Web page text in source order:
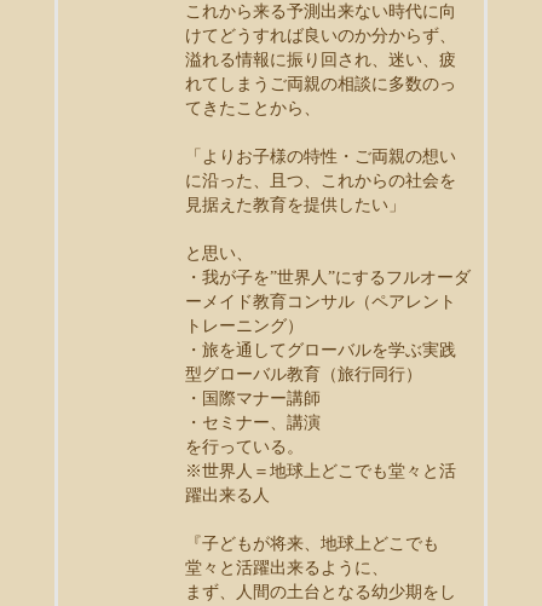
これから来る予測出来ない時代に向
けてどうすれば良いのか分からず、
溢れる情報に振り回され、迷い、疲
れてしまうご両親の相談に多数のっ
てきたことから、
「よりお子様の特性・ご両親の想い
に沿った、且つ、これからの社会を
見据えた教育を提供したい」
と思い、
・我が子を”世界人”にするフルオーダ
ーメイド教育コンサル（ペアレント
トレーニング）
・旅を通してグローバルを学ぶ実践
型グローバル教育（旅行同行）
・国際マナー講師
・セミナー、講演
を行っている。
※世界人＝地球上どこでも堂々と活
躍出来る人
『子どもが将来、地球上どこでも
堂々と活躍出来るように、
まず、人間の土台となる幼少期をし